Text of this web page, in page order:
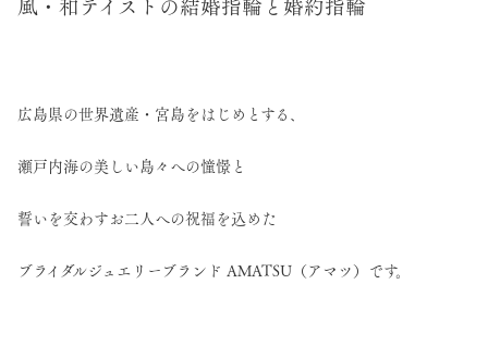
風・和テイストの結婚指輪と婚約指輪
広島県の世界遺産・宮島をはじめとする、
瀬戸内海の美しい島々への憧憬と
誓いを交わすお二人への祝福を込めた
ブライダルジュエリーブランド AMATSU（アマツ）です。